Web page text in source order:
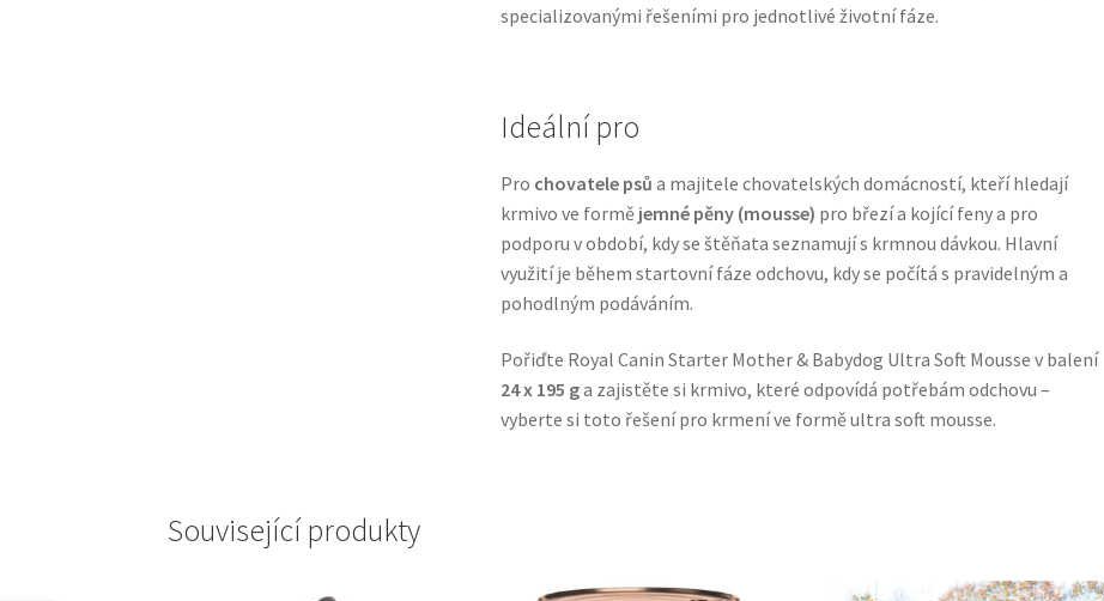
specializovanými řešeními pro jednotlivé životní fáze.
Ideální pro
Pro chovatele psů a majitele chovatelských domácností, kteří hledají
krmivo ve formě jemné pěny (mousse) pro březí a kojící feny a pro
podporu v období, kdy se štěňata seznamují s krmnou dávkou. Hlavní
využití je během startovní fáze odchovu, kdy se počítá s pravidelným a
pohodlným podáváním.
Pořiďte Royal Canin Starter Mother & Babydog Ultra Soft Mousse v balení
24 x 195 ga zajistěte si krmivo, které odpovídá potřebám odchovu –
vyberte si toto řešení pro krmení ve formě ultra soft mousse.
Související produkty